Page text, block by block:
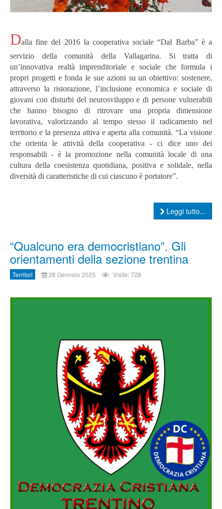
Dalla fine del 2016 la cooperativa sociale “Dal Barba” è a
servizio della comunità della Vallagarina. Si tratta di
un’innovativa realtà imprenditoriale e sociale che formula i
propri progetti e fonda le sue azioni su un obiettivo: sostenere,
attraverso la ristorazione, l’inclusione economica e sociale di
giovani con disturbi del neurosviluppo e di persone vulnerabili
che hanno bisogno di ritrovare una propria dimensione
lavorativa, valorizzando al tempo stesso il radicamento nel
territorio e la presenza attiva e aperta alla comunità. “La visione
che orienta le attività della cooperativa - ci dice uno dei
responsabili - è la promozione nella comunità locale di una
cultura della coesistenza quotidiana, positiva e solidale, nella
diversità di caratteristiche di cui ciascuno è portatore”.
Leggi tutto...
“Qualcuno era democristiano”. Gli
orientamenti della sezione trentina
Territori 28 Gennaio 2025 Visite: 728